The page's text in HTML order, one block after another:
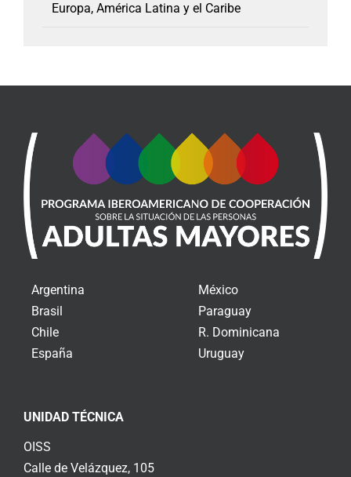
Europa, América Latina y el Caribe
Argentina
Brasil
Chile
España
México
Paraguay
R. Dominicana
Uruguay
UNIDAD TÉCNICA
OISS
Calle de Velázquez, 105